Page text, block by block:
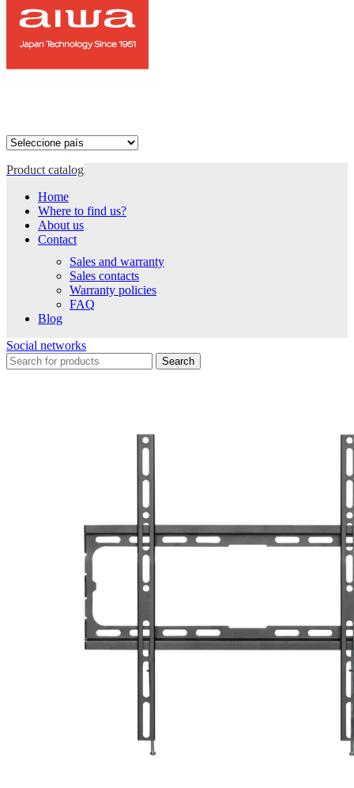
Product catalog
Home
Where to find us?
About us
Contact
Sales and warranty
Sales contacts
Warranty policies
FAQ
Blog
Social networks
Search